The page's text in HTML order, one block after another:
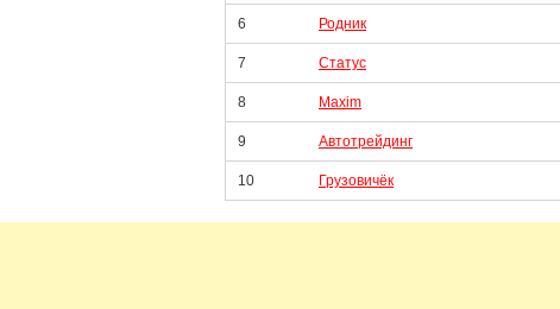
6 Родник
7 Статус
8 Maxim
9 Автотрейдинг
10 Грузовичёк